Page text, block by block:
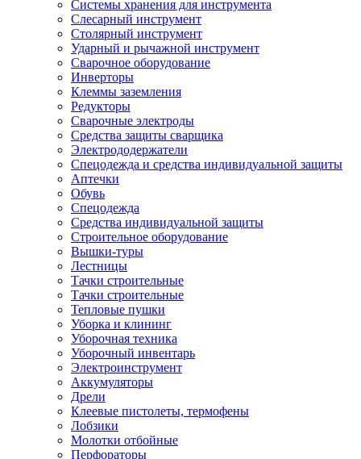
Системы хранения для инструмента
Слесарный инструмент
Столярный инструмент
Ударный и рычажной инструмент
Сварочное оборудование
Инверторы
Клеммы заземления
Редукторы
Сварочные электроды
Средства защиты сварщика
Электрододержатели
Спецодежда и средства индивидуальной защиты
Аптечки
Обувь
Спецодежда
Средства индивидуальной защиты
Строительное оборудование
Вышки-туры
Лестницы
Тачки строительные
Тачки строительные
Тепловые пушки
Уборка и клининг
Уборочная техника
Уборочный инвентарь
Электроинструмент
Аккумуляторы
Дрели
Клеевые пистолеты, термофены
Лобзики
Молотки отбойные
Перфораторы